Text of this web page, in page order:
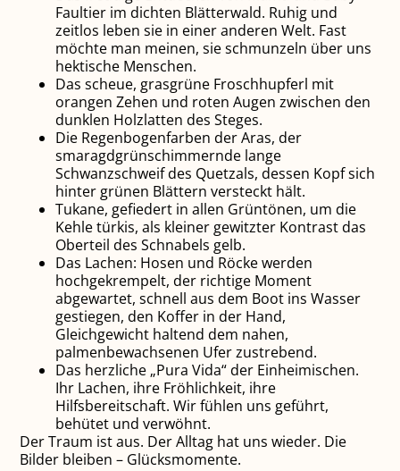
Faultier im dichten Blätterwald. Ruhig und
zeitlos leben sie in einer anderen Welt. Fast
möchte man meinen, sie schmunzeln über uns
hektische Menschen.
Das scheue, grasgrüne Froschhupferl mit
orangen Zehen und roten Augen zwischen den
dunklen Holzlatten des Steges.
Die Regenbogenfarben der Aras, der
smaragdgrünschimmernde lange
Schwanzschweif des Quetzals, dessen Kopf sich
hinter grünen Blättern versteckt hält.
Tukane, gefiedert in allen Grüntönen, um die
Kehle türkis, als kleiner gewitzter Kontrast das
Oberteil des Schnabels gelb.
Das Lachen: Hosen und Röcke werden
hochgekrempelt, der richtige Moment
abgewartet, schnell aus dem Boot ins Wasser
gestiegen, den Koffer in der Hand,
Gleichgewicht haltend dem nahen,
palmenbewachsenen Ufer zustrebend.
Das herzliche „Pura Vida“ der Einheimischen.
Ihr Lachen, ihre Fröhlichkeit, ihre
Hilfsbereitschaft. Wir fühlen uns geführt,
behütet und verwöhnt.
Der Traum ist aus. Der Alltag hat uns wieder. Die
Bilder bleiben – Glücksmomente.